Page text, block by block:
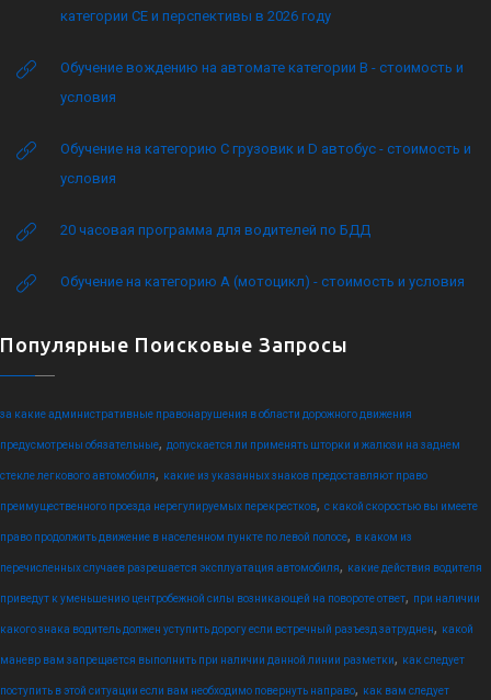
категории CE и перспективы в 2026 году
Обучение вождению на автомате категории B - стоимость и
условия
Обучение на категорию C грузовик и D автобус - стоимость и
условия
20 часовая программа для водителей по БДД
Обучение на категорию А (мотоцикл) - стоимость и условия
Популярные Поисковые Запросы
за какие административные правонарушения в области дорожного движения
предусмотрены обязательные, допускается ли применять шторки и жалюзи на заднем
стекле легкового автомобиля, какие из указанных знаков предоставляют право
преимущественного проезда нерегулируемых перекрестков, с какой скоростью вы имеете
право продолжить движение в населенном пункте по левой полосе, в каком из
перечисленных случаев разрешается эксплуатация автомобиля, какие действия водителя
приведут к уменьшению центробежной силы возникающей на повороте ответ, при наличии
какого знака водитель должен уступить дорогу если встречный разъезд затруднен, какой
маневр вам запрещается выполнить при наличии данной линии разметки, как следует
поступить в этой ситуации если вам необходимо повернуть направо, как вам следует